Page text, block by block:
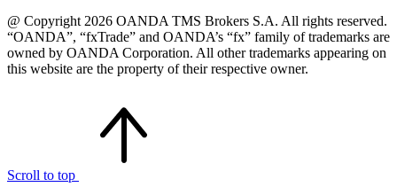
@ Copyright 2026 OANDA TMS Brokers S.A. All rights reserved.
“OANDA”, “fxTrade” and OANDA’s “fx” family of trademarks are
owned by OANDA Corporation. All other trademarks appearing on
this website are the property of their respective owner.
Scroll to top